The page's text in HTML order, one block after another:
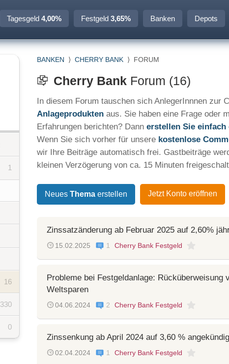
Tagesgeld 4,00% Festgeld 3,65% Banken Depots
1
16
330
0
BANKEN ⟩ CHERRY BANK ⟩ FORUM
Cherry Bank Forum (16)
In diesem Forum tauschen sich AnlegerInnnen zur
Anlageprodukten aus. Sie haben eine Frage oder
Erfahrungen berichten? Dann erstellen Sie einfach
Wenn Sie sich vorher für unsere kostenlose
wir Ihre Beiträge automatisch frei. Gastbeiträge
kleinen Verzögerung von ca. 15 Minuten
Neues Thema erstellen Jetzt Konto eröffnen
Zinssatzänderung ab Februar 2025 auf 2,60%
15.02.2025 1 Cherry Bank Festgeld
Probleme bei Festgeldanlage: Rücküberweisung
Weltsparen
04.06.2024 2 Cherry Bank Festgeld
Zinssenkung ab April 2024 auf 3,60 %
02.04.2024 1 Cherry Bank Festgeld